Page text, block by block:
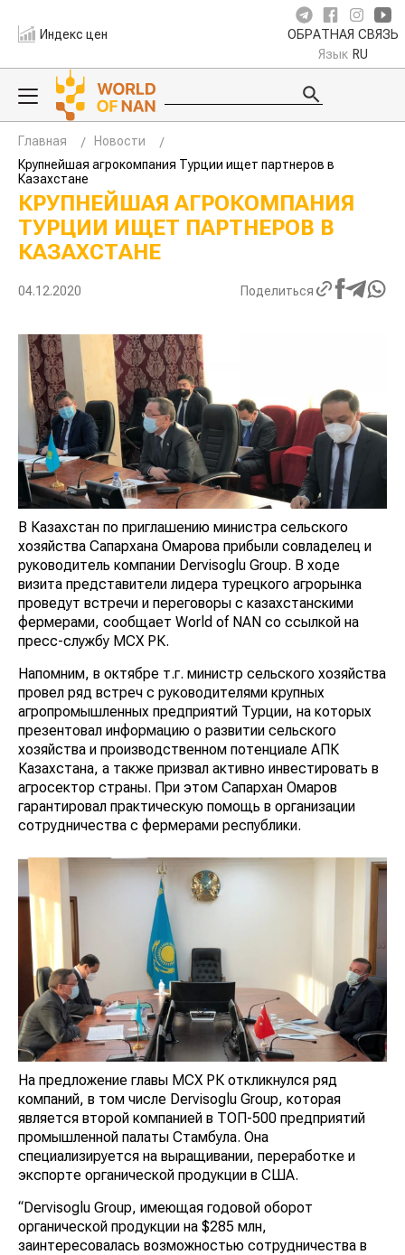
Индекс цен ОБРАТНАЯ СВЯЗЬ
Язык RU
Главная
Новости
Крупнейшая агрокомпания Турции ищет партнеров в
Казахстане
КРУПНЕЙШАЯ АГРОКОМПАНИЯ
ТУРЦИИ ИЩЕТ ПАРТНЕРОВ В
КАЗАХСТАНЕ
04.12.2020 Поделиться
В Казахстан по приглашению министра сельского
хозяйства Сапархана Омарова прибыли совладелец и
руководитель компании Dervisoglu Group. В ходе
визита представители лидера турецкого агрорынка
проведут встречи и переговоры с казахстанскими
фермерами, сообщает World of NAN со ссылкой на
пресс-службу МСХ РК.
Напомним, в октябре т.г. министр сельского хозяйства
провел ряд встреч с руководителями крупных
агропромышленных предприятий Турции, на которых
презентовал информацию о развитии сельского
хозяйства и производственном потенциале АПК
Казахстана, а также призвал активно инвестировать в
агросектор страны. При этом Сапархан Омаров
гарантировал практическую помощь в организации
сотрудничества с фермерами республики.
На предложение главы МСХ РК откликнулся ряд
компаний, в том числе Dervisoglu Group, которая
является второй компанией в ТОП-500 предприятий
промышленной палаты Стамбула. Она
специализируется на выращивании, переработке и
экспорте органической продукции в США.
“Dervisoglu Group, имеющая годовой оборот
органической продукции на $285 млн,
заинтересовалась возможностью сотрудничества в